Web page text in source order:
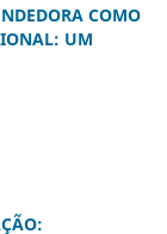
COMO
UM